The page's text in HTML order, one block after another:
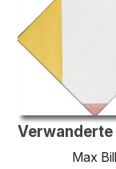
Max Bill